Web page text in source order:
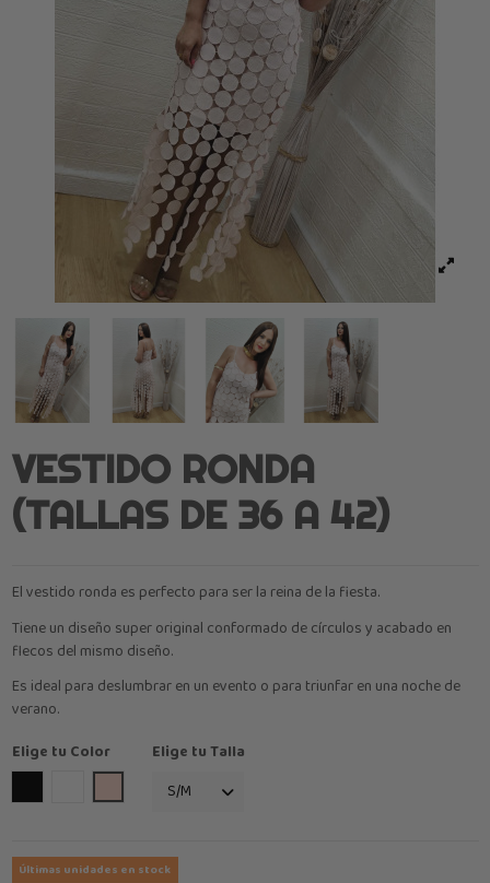
VESTIDO RONDA
(TALLAS DE 36 A 42)
El vestido ronda es perfecto para ser la reina de la fiesta.
Tiene un diseño super original conformado de círculos y acabado en
flecos del mismo diseño.
Es ideal para deslumbrar en un evento o para triunfar en una noche de
verano.
Elige tu Color
Elige tu Talla
Últimas unidades en stock